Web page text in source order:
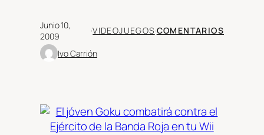
Junio 10,
2009
·VIDEOJUEGOS·COMENTARIOS
Ivo Carrión